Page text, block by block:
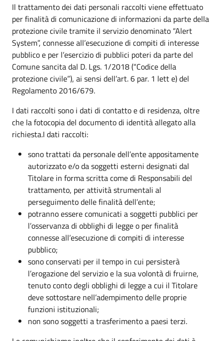
Il trattamento dei dati personali raccolti viene effettuato
per finalità di comunicazione di informazioni da parte della
protezione civile tramite il servizio denominato “Alert
System”, connesse all’esecuzione di compiti di interesse
pubblico e per l’esercizio di pubblici poteri da parte del
Comune sancita dal D. Lgs. 1/2018 (“Codice della
protezione civile”), ai sensi dell’art. 6 par. 1 lett e) del
Regolamento 2016/679.
I dati raccolti sono i dati di contatto e di residenza, oltre
che la fotocopia del documento di identità allegato alla
richiesta.I dati raccolti:
sono trattati da personale dell’ente appositamente
autorizzato e/o da soggetti esterni designati dal
Titolare in forma scritta come di Responsabili del
trattamento, per attività strumentali al
perseguimento delle finalità dell’ente;
potranno essere comunicati a soggetti pubblici per
l’osservanza di obblighi di legge o per finalità
connesse all’esecuzione di compiti di interesse
pubblico;
sono conservati per il tempo in cui persisterà
l’erogazione del servizio e la sua volontà di fruirne,
tenuto conto degli obblighi di legge a cui il Titolare
deve sottostare nell’adempimento delle proprie
funzioni istituzionali;
non sono soggetti a trasferimento a paesi terzi.